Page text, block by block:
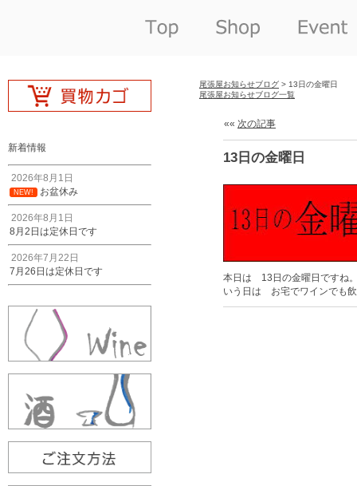
新着情報
2026年8月1日
NEW! お盆休み
2026年8月1日
8月2日は定休日です
2026年7月22日
7月26日は定休日です
尾張屋お知らせブログ > 13日の金曜日
尾張屋お知らせブログ一覧
«« 次の記事
13日の金曜日
本日は 13日の金曜日ですね
いう日は お宅でワインでも